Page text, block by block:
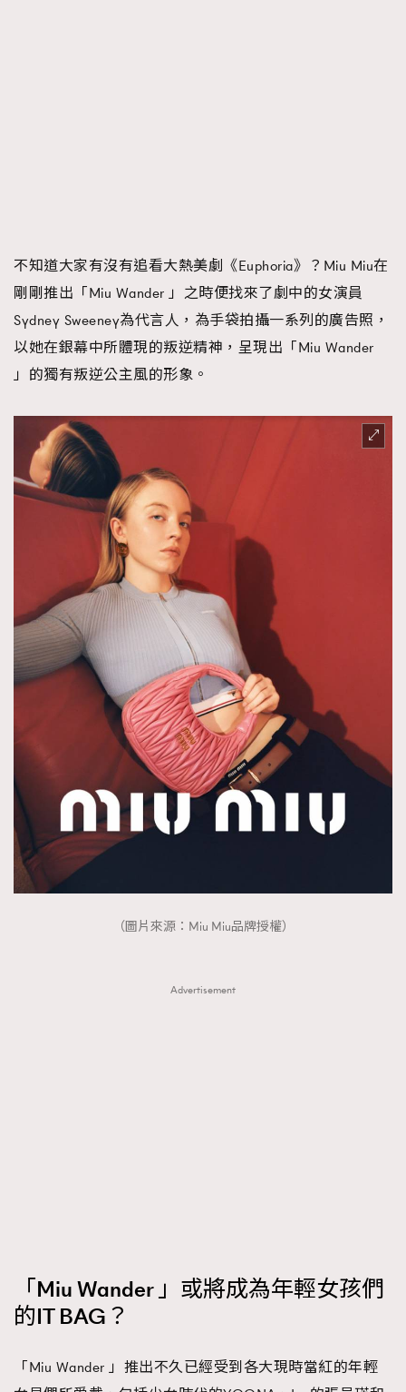
不知道大家有沒有追看大熱美劇《Euphoria》？Miu Miu在
剛剛推出「Miu Wander 」之時便找來了劇中的女演員
Sydney Sweeney為代言人，為手袋拍攝一系列的廣告照，
以她在銀幕中所體現的叛逆精神，呈現出「Miu Wander
」的獨有叛逆公主風的形象。
（圖片來源：Miu Miu品牌授權）
Advertisement
「Miu Wander 」或將成為年輕女孩們
的IT BAG？
「Miu Wander 」推出不久已經受到各大現時當紅的年輕